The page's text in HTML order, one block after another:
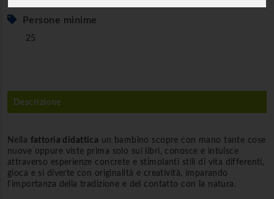
Persone minime
25
Descrizione
Nella fattoria didattica un bambino scopre con mano tante cose
nuove oppure viste prima solo sui libri, conosce e intuisce
attraverso esperienze concrete e stimolanti stili di vita differenti,
gioca e si diverte con originalità e creatività, imparando
l'importanza della tradizione e del contatto con la natura.